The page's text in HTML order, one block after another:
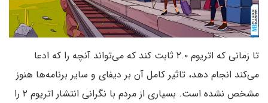
تا زمانی که اتریوم ۲.۰ ثابت کند که می‌تواند آنچه را که ادعا
می‌کند انجام دهد، تاثیر کامل آن بر دیفای و سایر برنامه‌ها هنوز
مشخص نشده است. بسیاری از مردم با نگرانی انتشار اتریوم ۲ را